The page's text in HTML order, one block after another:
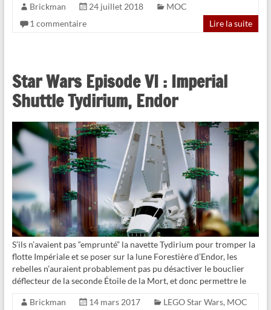
Brickman 24 juillet 2018
MOC
1 commentaire
Lire la suite
Star Wars Episode VI : Imperial
Shuttle Tydirium, Endor
S’ils n’avaient pas “emprunté” la navette Tydirium pour tromper la
flotte Impériale et se poser sur la lune Forestière d’Endor, les
rebelles n’auraient probablement pas pu désactiver le bouclier
déflecteur de la seconde Étoile de la Mort, et donc permettre le
Brickman 14 mars 2017 LEGO Star Wars, MOC